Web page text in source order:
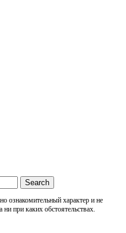
ознакомительный характер и не
при каких обстоятельствах.